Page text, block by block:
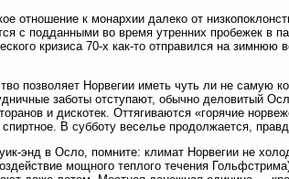
отношение к монархии далеко от
с подданными во время утренних пробежек в
кризиса 70-х как-то отправился на
позволяет Норвегии иметь чуть ли не самую
заботы отступают, обычно деловитый
и дискотек. Оттягиваются «горячие
В субботу веселье продолжается,
энд в Осло, помните: климат Норвегии не
мощного теплого течения